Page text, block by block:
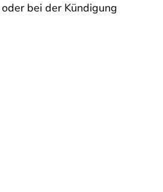
bei der Kündigung